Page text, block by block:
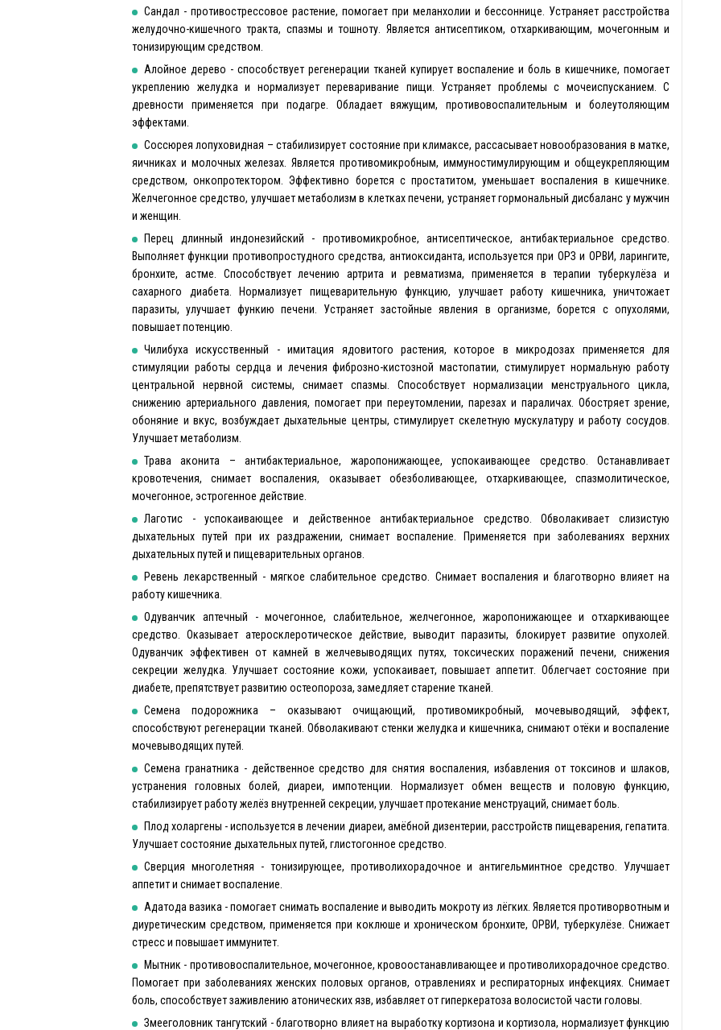
Сандал - противострессовое растение, помогает при меланхолии и бессоннице. Устраняет расстройства
желудочно-кишечного тракта, спазмы и тошноту. Является антисептиком, отхаркивающим, мочегонным и
тонизирующим средством.
Алойное дерево - способствует регенерации тканей купирует воспаление и боль в кишечнике, помогает
укреплению желудка и нормализует переваривание пищи. Устраняет проблемы с мочеиспусканием. С
древности применяется при подагре. Обладает вяжущим, противовоспалительным и болеутоляющим
эффектами.
Соссюрея лопуховидная – стабилизирует состояние при климаксе, рассасывает новообразования в матке,
яичниках и молочных железах. Является противомикробным, иммуностимулирующим и общеукрепляющим
средством, онкопротектором. Эффективно борется с простатитом, уменьшает воспаления в кишечнике.
Желчегонное средство, улучшает метаболизм в клетках печени, устраняет гормональный дисбаланс у мужчин
и женщин.
Перец длинный индонезийский - противомикробное, антисептическое, антибактериальное средство.
Выполняет функции противопростудного средства, антиоксиданта, используется при ОРЗ и ОРВИ, ларингите,
бронхите, астме. Способствует лечению артрита и ревматизма, применяется в терапии туберкулёза и
сахарного диабета. Нормализует пищеварительную функцию, улучшает работу кишечника, уничтожает
паразиты, улучшает функию печени. Устраняет застойные явления в организме, борется с опухолями,
повышает потенцию.
Чилибуха искусственный - имитация ядовитого растения, которое в микродозах применяется для
стимуляции работы сердца и лечения фиброзно-кистозной мастопатии, стимулирует нормальную работу
центральной нервной системы, снимает спазмы. Способствует нормализации менструального цикла,
снижению артериального давления, помогает при переутомлении, парезах и параличах. Обостряет зрение,
обоняние и вкус, возбуждает дыхательные центры, стимулирует скелетную мускулатуру и работу сосудов.
Улучшает метаболизм.
Трава аконита – антибактериальное, жаропонижающее, успокаивающее средство. Останавливает
кровотечения, снимает воспаления, оказывает обезболивающее, отхаркивающее, спазмолитическое,
мочегонное, эстрогенное действие.
Лаготис - успокаивающее и действенное антибактериальное средство. Обволакивает слизистую
дыхательных путей при их раздражении, снимает воспаление. Применяется при заболеваниях верхних
дыхательных путей и пищеварительных органов.
Ревень лекарственный - мягкое слабительное средство. Снимает воспаления и благотворно влияет на
работу кишечника.
Одуванчик аптечный - мочегонное, слабительное, желчегонное, жаропонижающее и отхаркивающее
средство. Оказывает атеросклеротическое действие, выводит паразиты, блокирует развитие опухолей.
Одуванчик эффективен от камней в желчевыводящих путях, токсических поражений печени, снижения
секреции желудка. Улучшает состояние кожи, успокаивает, повышает аппетит. Облегчает состояние при
диабете, препятствует развитию остеопороза, замедляет старение тканей.
Семена подорожника – оказывают очищающий, противомикробный, мочевыводящий, эффект,
способствуют регенерации тканей. Обволакивают стенки желудка и кишечника, снимают отёки и воспаление
мочевыводящих путей.
Семена гранатника - действенное средство для снятия воспаления, избавления от токсинов и шлаков,
устранения головных болей, диареи, импотенции. Нормализует обмен веществ и половую функцию,
стабилизирует работу желёз внутренней секреции, улучшает протекание менструаций, снимает боль.
Плод холаргены - используется в лечении диареи, амёбной дизентерии, расстройств пищеварения, гепатита.
Улучшает состояние дыхательных путей, глистогонное средство.
Сверция многолетняя - тонизирующее, противолихорадочное и антигельминтное средство. Улучшает
аппетит и снимает воспаление.
Адатода вазика - помогает снимать воспаление и выводить мокроту из лёгких. Является противорвотным и
диуретическим средством, применяется при коклюше и хроническом бронхите, ОРВИ, туберкулёзе. Снижает
стресс и повышает иммунитет.
Мытник - противовоспалительное, мочегонное, кровоостанавливающее и противолихорадочное средство.
Помогает при заболеваниях женских половых органов, отравлениях и респираторных инфекциях. Снимает
боль, способствует заживлению атонических язв, избавляет от гиперкератоза волосистой части головы.
Змееголовник тангутский - благотворно влияет на выработку кортизона и кортизола, нормализует функцию